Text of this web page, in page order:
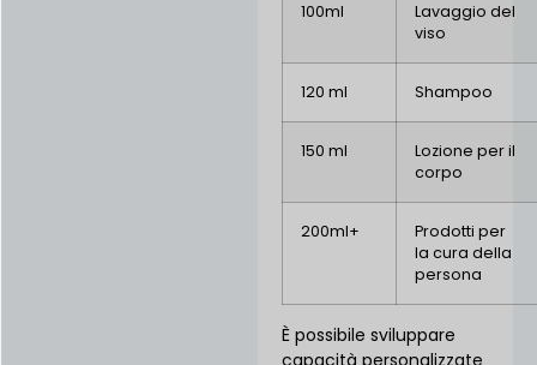
100ml
Lavaggio del
viso
120 ml Shampoo
150 ml
Lozione per il
corpo
200ml+
Prodotti per
la cura della
persona
È possibile sviluppare